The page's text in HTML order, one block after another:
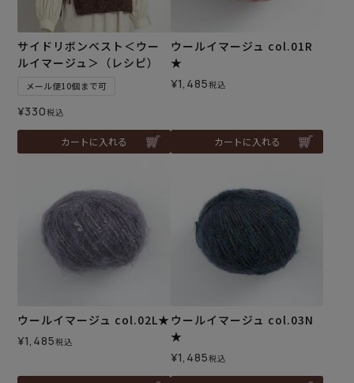
サイドリボンベスト＜ウー
ルイマージュ＞（レシピ）
メール便10個まで可
¥330税込
カートに入れる
ウールイマージュ col.01R
★
¥1,485税込
カートに入れる
ウールイマージュ col.02L★
¥1,485税込
ウールイマージュ col.03N
★
¥1,485税込